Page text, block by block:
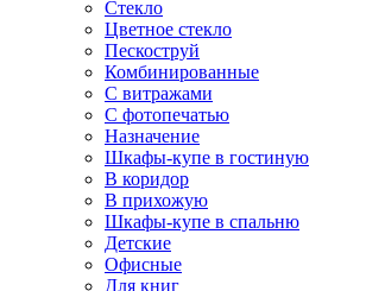
Стекло
Цветное стекло
Пескоструй
Комбинированные
С витражами
С фотопечатью
Назначение
Шкафы-купе в гостиную
В коридор
В прихожую
Шкафы-купе в спальню
Детские
Офисные
Для книг